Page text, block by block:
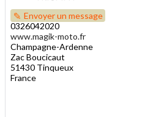
Envoyer un message
0326042020
www.magik-moto.fr
Champagne-Ardenne
Zac Boucicaut
51430 Tinqueux
France